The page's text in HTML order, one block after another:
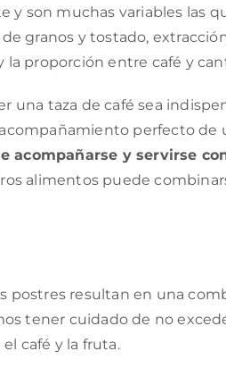
y son muchas variables las
granos y tostado,
la proporción entre café y
una taza de café sea
perfecto de
acompañarse y servirse
alimentos puede
postres resultan en una
tener cuidado de no
café y la fruta.